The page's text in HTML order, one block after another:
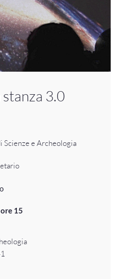
3.0
Scienze e Archeologia
15